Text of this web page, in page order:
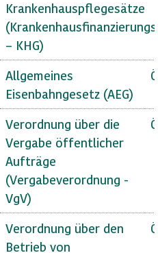
Krankenhauspflegesätze
– KHG)
Allgemeines
Eisenbahngesetz (AEG)
Verordnung über die
Vergabe öffentlicher
Aufträge
(Vergabeverordnung -
VgV)
Verordnung über den
Betrieb von